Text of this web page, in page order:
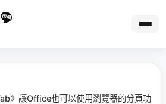
》讓Office也可以使用瀏覽器的分頁功